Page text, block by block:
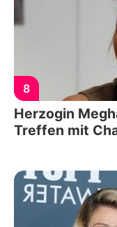
8
Herzogin
Treffen mit